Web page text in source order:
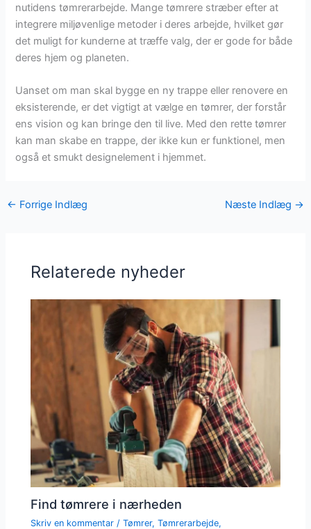
nutidens tømrerarbejde. Mange tømrere stræber efter at
integrere miljøvenlige metoder i deres arbejde, hvilket gør
det muligt for kunderne at træffe valg, der er gode for både
deres hjem og planeten.
Uanset om man skal bygge en ny trappe eller renovere en
eksisterende, er det vigtigt at vælge en tømrer, der forstår
ens vision og kan bringe den til live. Med den rette tømrer
kan man skabe en trappe, der ikke kun er funktionel, men
også et smukt designelement i hjemmet.
← Forrige Indlæg Næste Indlæg →
Relaterede nyheder
Find tømrere i nærheden
Skriv en kommentar /Tømrer,Tømrerarbejde,